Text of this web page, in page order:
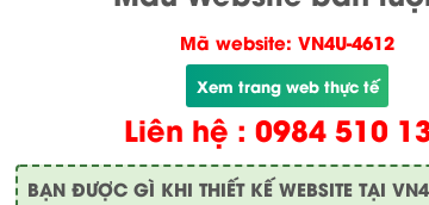
Mã website: VN4U-4612
Xem trang web thực tế
Liên hệ : 0984 510
BẠN ĐƯỢC GÌ KHI THIẾT KẾ WEBSITE TẠI